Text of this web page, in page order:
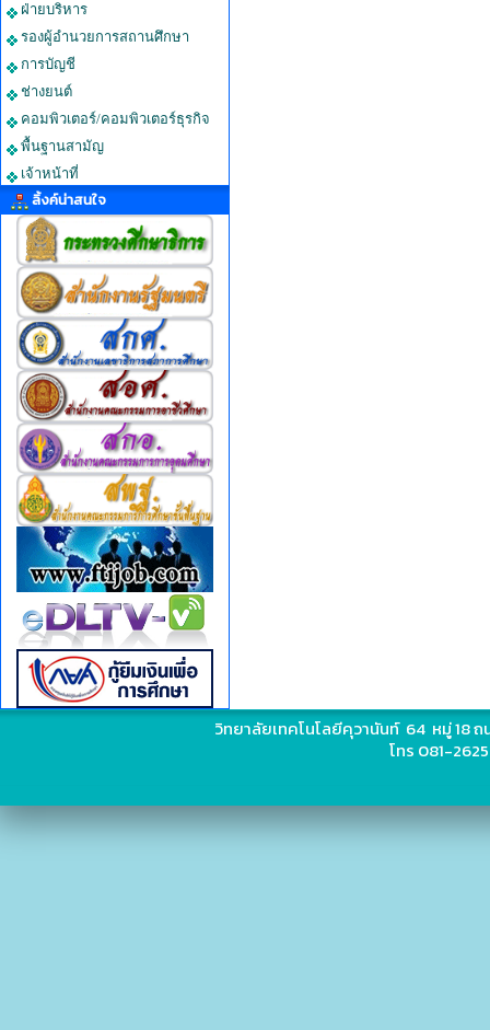
ฝ่ายบริหาร
รองผู้อำนวยการสถานศึกษา
การบัญชี
ช่างยนต์
คอมพิวเตอร์/คอมพิวเตอร์ธุรกิจ
พื้นฐานสามัญ
เจ้าหน้าที่
ลิ้งค์น่าสนใจ
วิทยาลัยเทคโนโลยีคุวานันท์ 64 หมู่ 18
โทร 081-